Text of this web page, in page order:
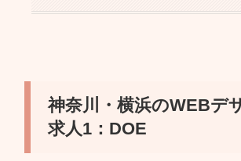
神奈川・横浜のWEBデ
求人1：DOE